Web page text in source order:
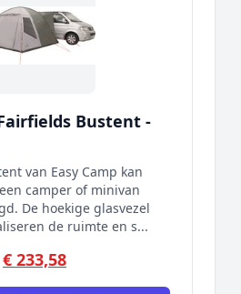
Bustent -
van Easy Camp kan
camper of minivan
De hoekige glasvezel
de ruimte en s...
€ 233,58